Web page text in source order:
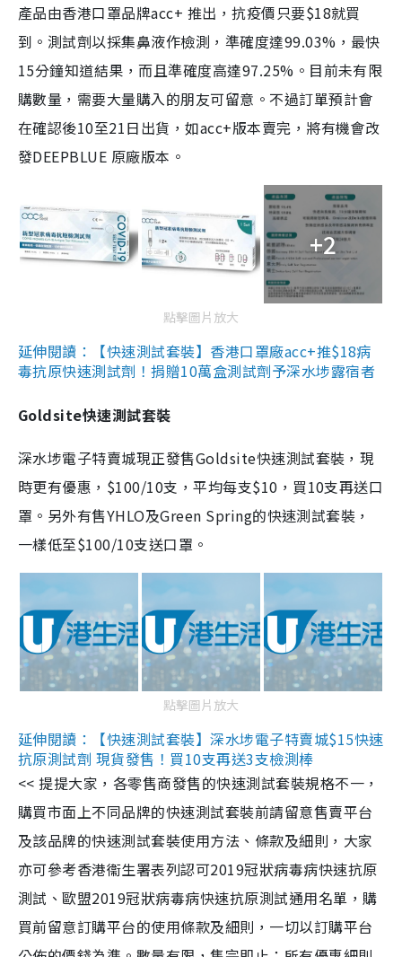
產品由香港口罩品牌acc+ 推出，抗疫價只要$18就買
到。測試劑以採集鼻液作檢測，準確度達99.03%，最快
15分鐘知道結果，而且準確度高達97.25%。目前未有限
購數量，需要大量購入的朋友可留意。不過訂單預計會
在確認後10至21日出貨，如acc+版本賣完，將有機會改
發DEEPBLUE 原廠版本。
+2
點擊圖片放大
延伸閱讀：【快速測試套裝】香港口罩廠acc+推$18病
毒抗原快速測試劑！捐贈10萬盒測試劑予深水埗露宿者
Goldsite快速測試套裝
深水埗電子特賣城現正發售Goldsite快速測試套裝，現
時更有優惠，$100/10支，平均每支$10，買10支再送口
罩。另外有售YHLO及Green Spring的快速測試套裝，
一樣低至$100/10支送口罩。
點擊圖片放大
延伸閱讀：【快速測試套裝】深水埗電子特賣城$15快速
抗原測試劑 現貨發售！買10支再送3支檢測棒
<< 提提大家，各零售商發售的快速測試套裝規格不一，
購買市面上不同品牌的快速測試套裝前請留意售賣平台
及該品牌的快速測試套裝使用方法、條款及細則，大家
亦可參考香港衞生署表列認可2019冠狀病毒病快速抗原
測試、歐盟2019冠狀病毒病快速抗原測試通用名單，購
買前留意訂購平台的使用條款及細則，一切以訂購平台